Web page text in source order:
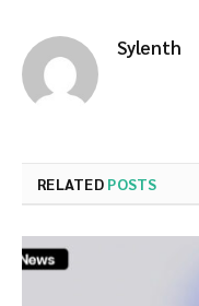
Sylenth
RELATED POSTS